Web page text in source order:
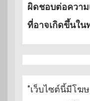
ผิดชอบต่อควา
ที่อาจเกิดขึ้นใ
"เว็บไซต์นี้มีโฆ